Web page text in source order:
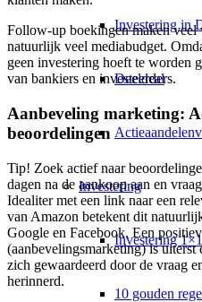
Investering in
Deeldeal
Investering
Investering 1×1
10 gouden
Follow-up boekingen maken veel
natuurlijk veel mediabudget.
geen investering hoeft te worden
van bankiers en investeerders.
Aanbeveling marketing:
beoordelingen
Tip! Zoek actief naar
dagen na de aankoop aan en
Idealiter met een link naar een
van Amazon betekent dit
Google en Facebook. Een
(aanbevelingsmarketing) is
zich gewaardeerd door de vraag
herinnerd.